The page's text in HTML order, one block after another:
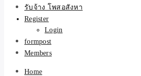
รับจ้าง โพสอสังหา
Register
Login
formpost
Members
Home